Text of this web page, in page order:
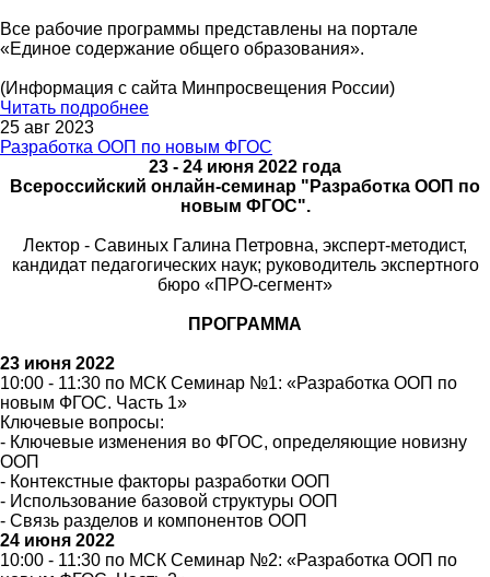
Все рабочие программы представлены на портале
«Единое содержание общего образования».
(Информация с сайта Минпросвещения России)
Читать подробнее
25 авг 2023
Разработка ООП по новым ФГОС
23 - 24 июня 2022 года
Всероссийский онлайн-семинар "Разработка ООП по
новым ФГОС".
Лектор - Савиных Галина Петровна, эксперт-методист,
кандидат педагогических наук; руководитель экспертного
бюро «ПРО-сегмент»
ПРОГРАММА
23 июня 2022
10:00 - 11:30 по МСК Семинар №1: «Разработка ООП по
новым ФГОС. Часть 1»
Ключевые вопросы:
- Ключевые изменения во ФГОС, определяющие новизну
ООП
- Контекстные факторы разработки ООП
- Использование базовой структуры ООП
- Связь разделов и компонентов ООП
24 июня 2022
10:00 - 11:30 по МСК Семинар №2: «Разработка ООП по